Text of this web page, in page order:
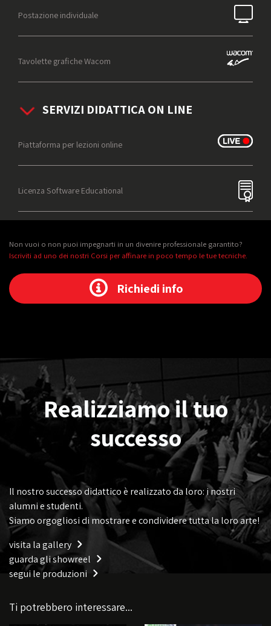
Postazione individuale
Tavolette grafiche Wacom
SERVIZI DIDATTICA ON LINE
Piattaforma per lezioni online
Licenza Software Educational
Non vuoi o non puoi impegnarti in un divenire professionale garantito?
Iscriviti ad uno dei nostri Corsi per affinare in poco tempo le tue tecniche.
Richiedi info
Realizziamo il tuo
successo
Il nostro successo didattico è realizzato da loro: i nostri
alumni e studenti.
Siamo orgogliosi di mostrare e condividere tutta la loro arte!
visita la gallery
guarda gli showreel
segui le produzioni
Ti potrebbero interessare...